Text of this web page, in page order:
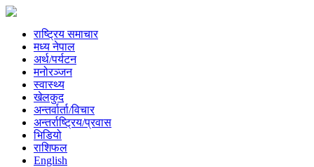
राष्ट्रिय समाचार
मध्य नेपाल
अर्थ/पर्यटन
मनोरञ्जन
स्वास्थ्य
खेलकुद
अन्तर्वार्ता/विचार
अन्तर्राष्ट्रिय/प्रवास
भिडियो
राशिफल
English